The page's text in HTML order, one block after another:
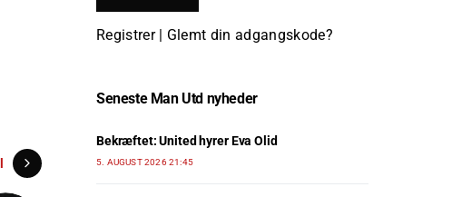
Registrer| Glemt din adgangskode?
Seneste Man Utd nyheder
Bekræftet: United hyrer Eva Olid
5. AUGUST 2026 21:45